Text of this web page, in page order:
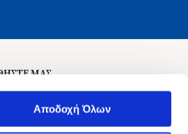
Αποδοχή Όλων
ΜΑΣ